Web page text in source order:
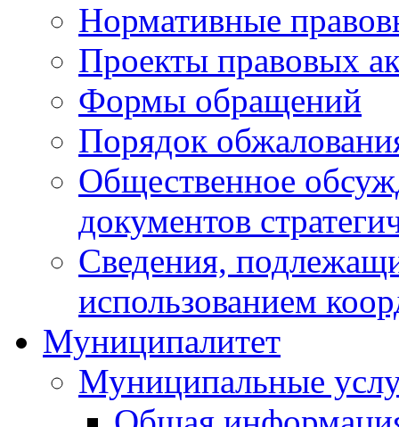
Нормативные
Проекты правовых
Формы обращений
Порядок
Общественное
документов
Сведения,
использованием
Муниципалитет
Муниципальные